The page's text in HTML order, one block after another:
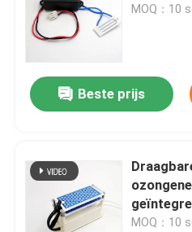
Thuis
Video's
MOQ：10
Beste prijs
ozoniser
MOQ：10